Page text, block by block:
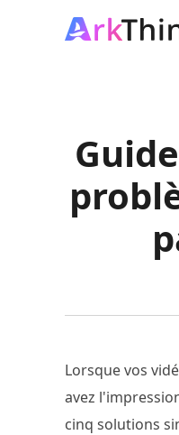
Lorsque vos
avez
cinq solutions